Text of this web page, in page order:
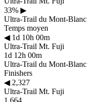
33% ▶
Ultra-Trail du Mont-Blanc
Temps moyen
◀1d 10h 00m
Ultra-Trail Mt. Fuji
1d 12h 00m
Ultra-Trail du Mont-Blanc
Finishers
◀2,327
Ultra-Trail Mt. Fuji
1,664